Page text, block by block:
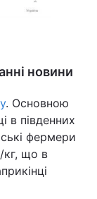
новини
. Основною
в південних
фермери
кг, що в